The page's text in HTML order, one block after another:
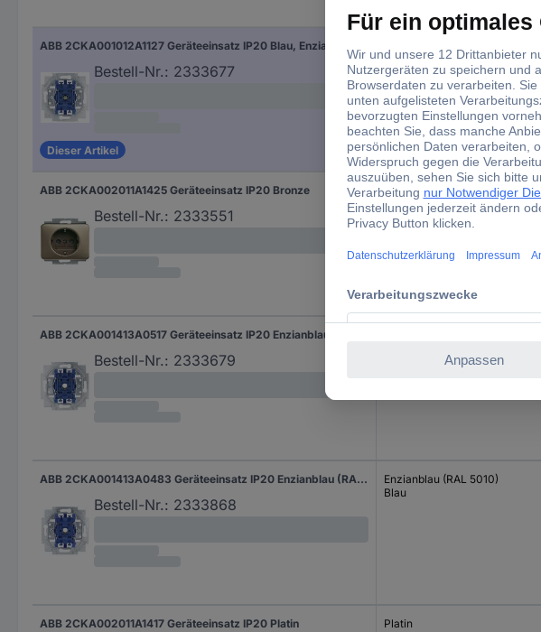
Herstellerfarbe
Bestell-Nr.: 2333677
Dieser Artikel
Enzianblau (RAL 5010)
ABB 2CKA002011A1425 Geräteeinsatz IP20 Bronze
Bestell-Nr.: 2333551
Bronze
Bestell-Nr.: 2333679
ABB 2CKA001413A0483 Geräteeinsatz IP20 Enzianblau (RAL 5010), Blau
Bestell-Nr.: 2333868
Enzianblau (RAL 5010)
Blau
ABB 2CKA002011A1417 Geräteeinsatz IP20 Platin Platin